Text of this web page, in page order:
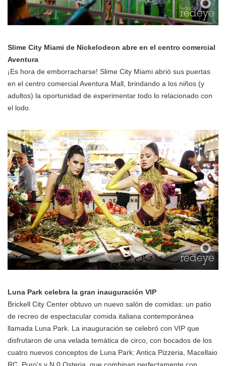
Slime City Miami de Nickelodeon abre en el centro comercial
Aventura
¡Es hora de emborracharse! Slime City Miami abrió sus puertas
en el centro comercial Aventura Mall, brindando a los niños (y
adultos) la oportunidad de experimentar todo lo relacionado con
el lodo.
Luna Park celebra la gran inauguración VIP
Brickell City Center obtuvo un nuevo salón de comidas: un patio
de recreo de espectacular comida italiana contemporánea
llamada Luna Park. La inauguración se celebró con VIP que
disfrutaron de una velada temática de circo, con bocados de los
cuatro nuevos conceptos de Luna Park: Antica Pizzeria, Macellaio